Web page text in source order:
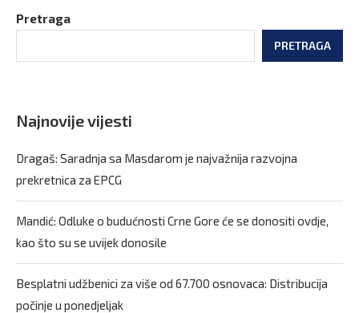
Pretraga
PRETRAGA
Najnovije vijesti
Dragaš: Saradnja sa Masdarom je najvažnija razvojna
prekretnica za EPCG
Mandić: Odluke o budućnosti Crne Gore će se donositi ovdje,
kao što su se uvijek donosile
Besplatni udžbenici za više od 67.700 osnovaca: Distribucija
počinje u ponedjeljak